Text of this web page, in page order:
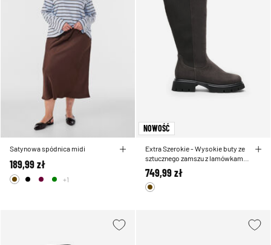
Satynowa spódnica midi
189,99 zł
+1
NOWOŚĆ
Extra Szerokie - Wysokie buty ze
sztucznego zamszu z lamówkami z
rypsowej dzianiny
749,99 zł